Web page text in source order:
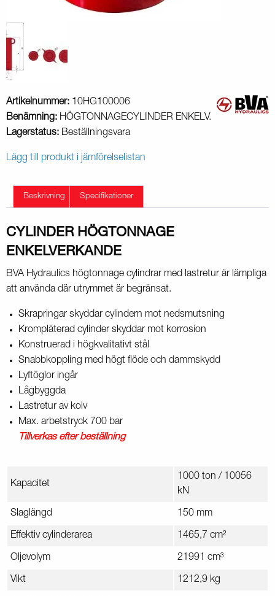
Artikelnummer: 10HG100006
Benämning: HÖGTONNAGECYLINDER ENKELV.
Lagerstatus: Beställningsvara
Lägg till produkt i jämförelselistan
Beskrivning Specifikationer
CYLINDER HÖGTONNAGE
ENKELVERKANDE
BVA Hydraulics högtonnage cylindrar med lastretur är lämpliga
att använda där utrymmet är begränsat.
Skrapringar skyddar cylindern mot nedsmutsning
Krompläterad cylinder skyddar mot korrosion
Konstruerad i högkvalitativt stål
Snabbkoppling med högt flöde och dammskydd
Lyftöglor ingår
Lågbyggda
Lastretur av kolv
Max. arbetstryck 700 bar
Tillverkas efter beställning
Kapacitet
1000 ton / 10056
kN
Slaglängd 150 mm
Effektiv cylinderarea 1465,7 cm²
Oljevolym 21991 cm³
Vikt 1212,9 kg